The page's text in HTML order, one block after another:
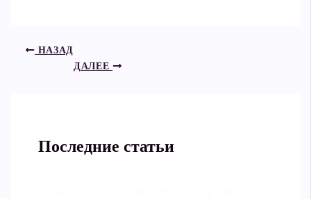
НАЗАД
ДАЛЕЕ
Последние статьи